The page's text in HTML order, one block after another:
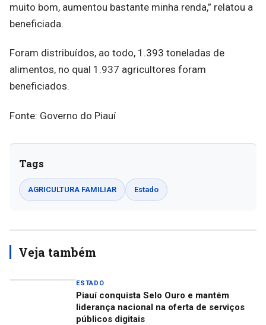
muito bom, aumentou bastante minha renda,” relatou a
beneficiada.
Foram distribuídos, ao todo, 1.393 toneladas de
alimentos, no qual 1.937 agricultores foram
beneficiados.
Fonte: Governo do Piauí
Tags
AGRICULTURA FAMILIAR Estado
Veja também
ESTADO
Piauí conquista Selo Ouro e mantém
liderança nacional na oferta de serviços
públicos digitais